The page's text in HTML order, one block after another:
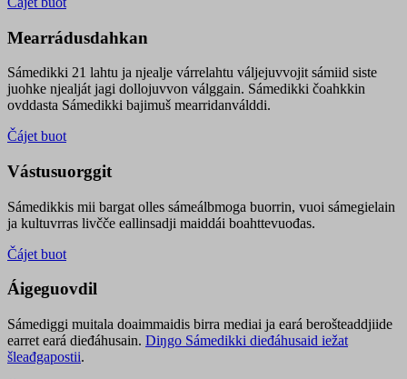
Mearrádusdahkan
Sámedikki 21 lahtu ja njealje várrelahtu váljejuvvojit sámiid siste
juohke njealját jagi dollojuvvon válggain. Sámedikki čoahkkin
ovddasta Sámedikki bajimuš mearridanválddi.
Čájet buot
Vástusuorggit
Sámedikkis mii bargat olles sámeálbmoga buorrin, vuoi sámegielain
ja kultuvrras livčče eallinsadji maiddái boahttevuođas.
Čájet buot
Áigeguovdil
Sámediggi muitala doaimmaidis birra mediai ja eará berošteaddjiide
earret eará dieđáhusain. Diŋgo Sámedikki dieđáhusaid iežat
šleađgapostii.